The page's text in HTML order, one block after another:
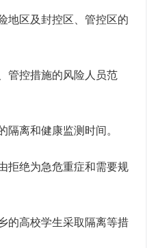
区及封控区、管控区的
控措施的风险人员范
离和健康监测时间。
绝为急危重症和需要规
高校学生采取隔离等措